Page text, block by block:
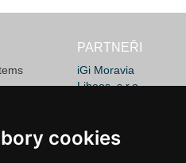
cookies
cookies
PARTNEŘI
iGi Moravia
Libeos, s.r.o.